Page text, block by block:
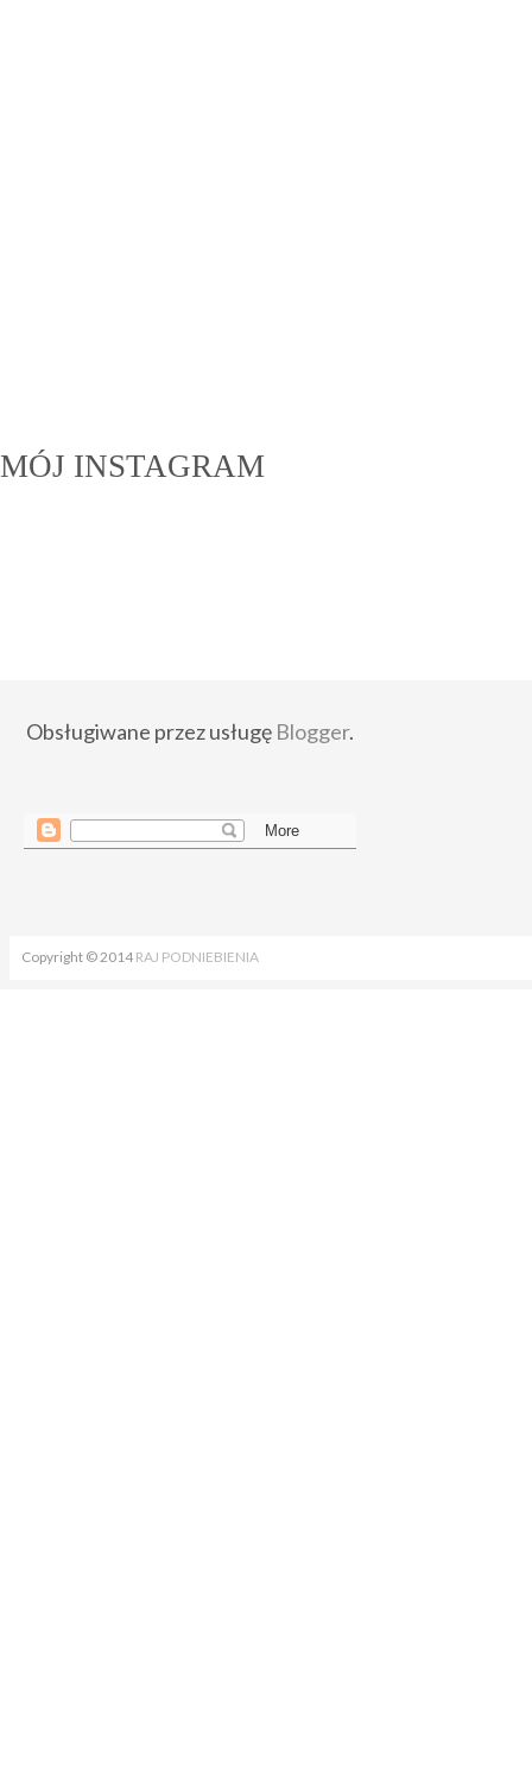
MÓJ INSTAGRAM
Obsługiwane przez usługę Blogger.
Copyright © 2014 RAJ PODNIEBIENIA